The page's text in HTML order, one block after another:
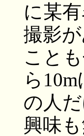
に某
撮影
こと
ら
の人
興味